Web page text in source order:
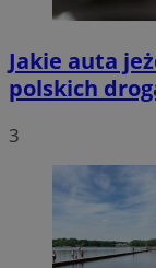
Jakie auta
polskich
3